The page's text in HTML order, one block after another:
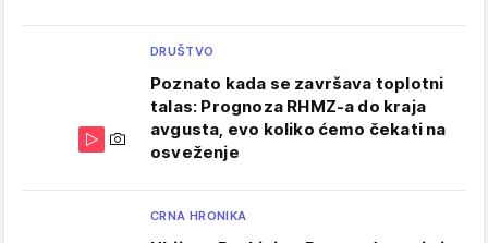
DRUŠTVO
Poznato kada se završava toplotni
talas: Prognoza RHMZ-a do kraja
avgusta, evo koliko ćemo čekati na
osveženje
CRNA HRONIKA